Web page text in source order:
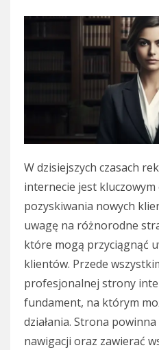
W dzisiejszych czasach
internecie jest kluczowym
pozyskiwania nowych
uwagę na różnorodne
które mogą przyciągnąć
klientów. Przede
profesjonalnej strony
fundament, na którym
działania. Strona
nawigacji oraz zawierać